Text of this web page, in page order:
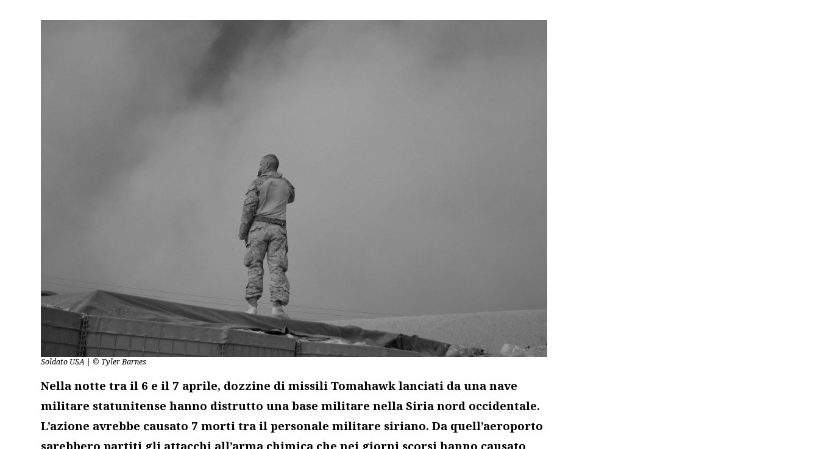
Soldato USA | © Tyler Barnes
Nella notte tra il 6 e il 7 aprile, dozzine di missili Tomahawk lanciati da una nave
militare statunitense hanno distrutto una base militare nella Siria nord occidentale.
L’azione avrebbe causato 7 morti tra il personale militare siriano. Da quell’aeroporto
sarebbero partiti gli attacchi all’arma chimica che nei giorni scorsi hanno causato